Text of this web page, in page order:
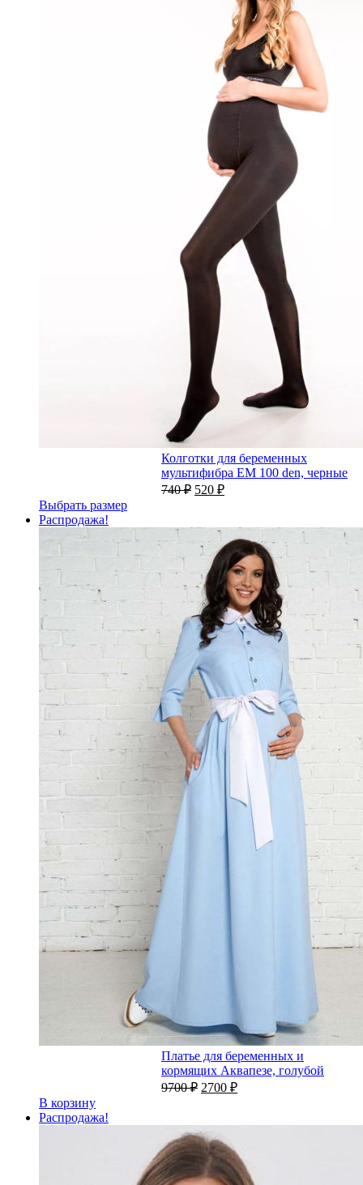
Колготки для беременных
мультифибра EM 100 den, черные
740₽ 520 ₽
Выбрать размер
Распродажа!
Платье для беременных и
кормящих Аквапезе, голубой
9700₽ 2700 ₽
В корзину
Распродажа!